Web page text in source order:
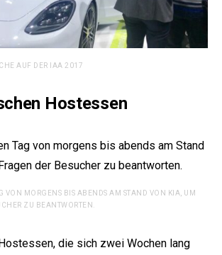
AUF DER IAA 2017
Hostessen
VON MORGENS BIS ABENDS AM STAND VON KIA, UM
ZU BEANTWORTEN.
die sich zwei Wochen lang